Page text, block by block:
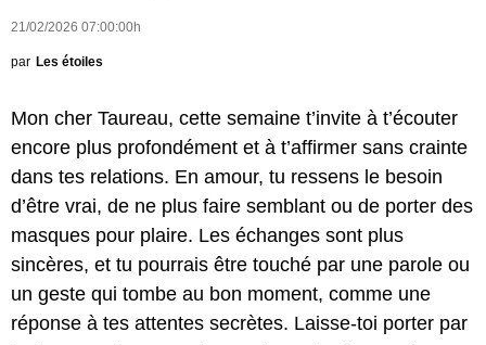
21/02/2026 07:00:00h
par Les étoiles
Mon cher Taureau, cette semaine t’invite à t’écouter
encore plus profondément et à t’affirmer sans crainte
dans tes relations. En amour, tu ressens le besoin
d’être vrai, de ne plus faire semblant ou de porter des
masques pour plaire. Les échanges sont plus
sincères, et tu pourrais être touché par une parole ou
un geste qui tombe au bon moment, comme une
réponse à tes attentes secrètes. Laisse-toi porter par